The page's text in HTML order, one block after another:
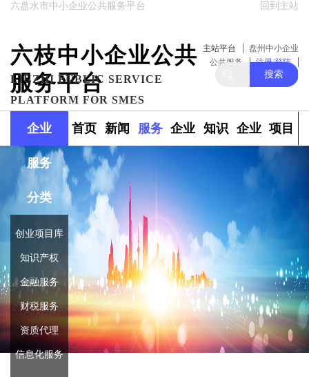
回到主站
六盘水市中小企业公共服务平台
六枝中小企业公共
服务平台
LIUZHI PUBLIC SERVICE
PLATFORM FOR SMES
主站平台
盘州中小企业
公共服务
注册/登陆
关注我们
搜索
企业
服务
分类
创业项目库
知识产权
金融服务
财税服务
资质代理
信息化服务
首页 新闻
政策
服务 企业 知识 企业
库
项目